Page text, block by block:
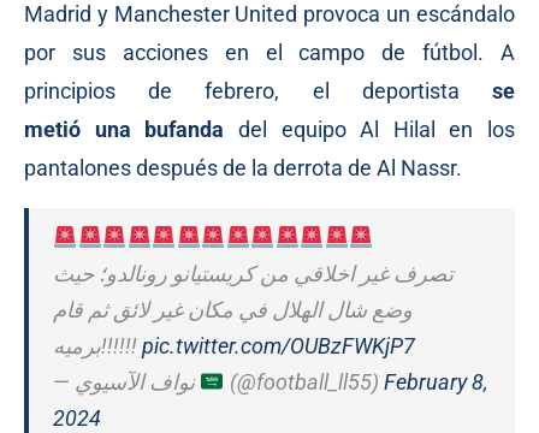
Madrid y Manchester United provoca un escándalo
por sus acciones en el campo de fútbol. A
principios de febrero, el deportista se
metió una
bufanda del equipo Al Hilal en los
pantalones después de la derrota de Al Nassr.
تصرف غير اخلاقي من كريستيانو رونالدو؛ حيث
وضع شال الهلال في مكان غير لائق ثم قام
برميه!!!!!!pic.twitter.com/OUBzFWKjP7
— نواف الآسيوي
(@football_ll55) February 8,
2024